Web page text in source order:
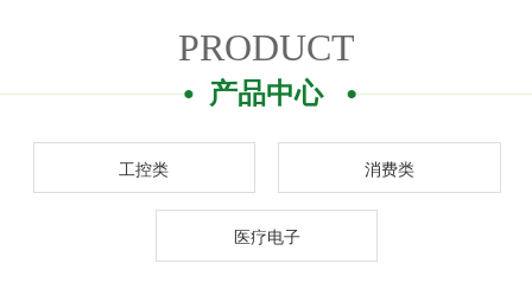
PRODUCT
产品中心
工控类 消费类
医疗电子